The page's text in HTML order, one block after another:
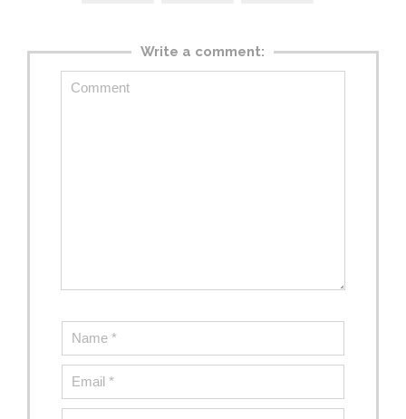
Write a comment: